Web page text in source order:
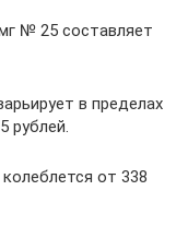
№ 25 составляет
в пределах
рублей.
от 338